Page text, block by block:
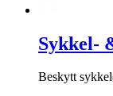
Sykkel-
Beskytt